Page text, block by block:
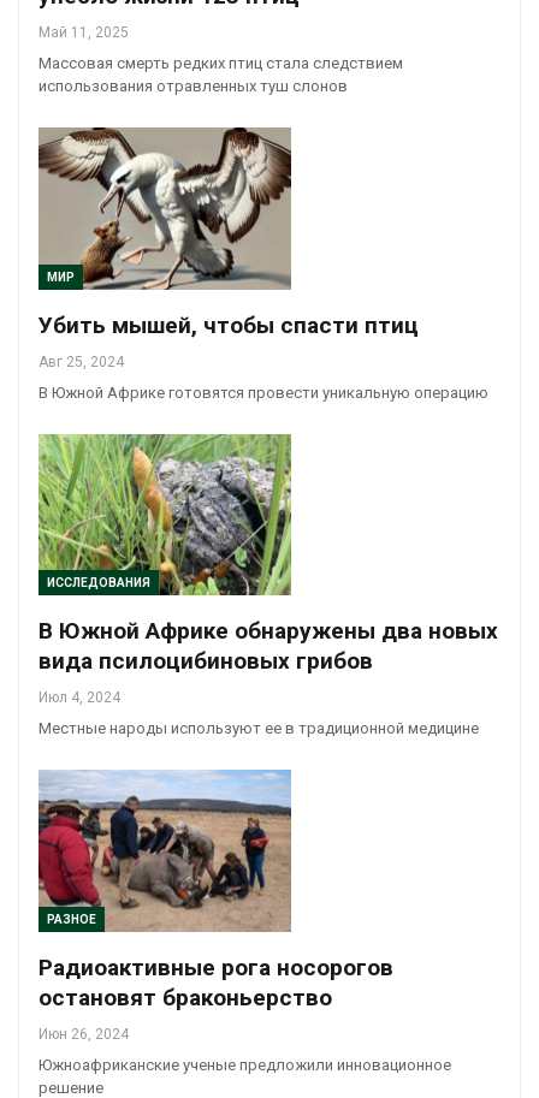
Май 11, 2025
Массовая смерть редких птиц стала следствием
использования отравленных туш слонов
МИР
Убить мышей, чтобы спасти птиц
Авг 25, 2024
В Южной Африке готовятся провести уникальную операцию
ИССЛЕДОВАНИЯ
В Южной Африке обнаружены два новых
вида псилоцибиновых грибов
Июл 4, 2024
Местные народы используют ее в традиционной медицине
РАЗНОЕ
Радиоактивные рога носорогов
остановят браконьерство
Июн 26, 2024
Южноафриканские ученые предложили инновационное
решение